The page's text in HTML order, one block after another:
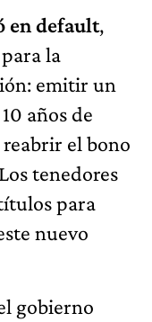
en default,
la
emitir un
años de
el bono
tenedores
para
nuevo
gobierno